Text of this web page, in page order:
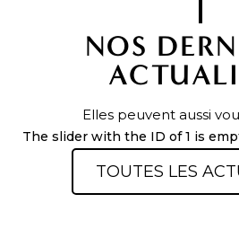
NOS
Elles peuvent aussi
The slider with the ID of 1 is
TOUTES LES